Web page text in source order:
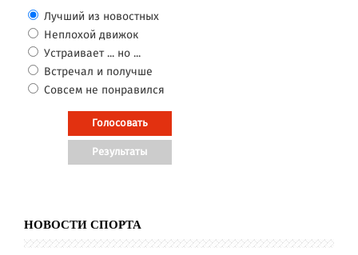
Лучший из новостных
Неплохой движок
Устраивает ... но ...
Встречал и получше
Совсем не понравился
НОВОСТИ СПОРТА